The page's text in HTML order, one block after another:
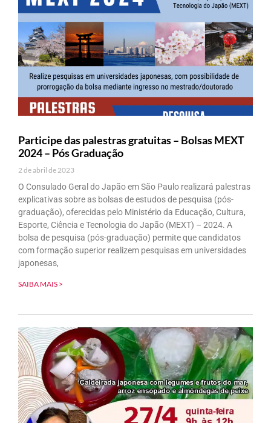
Participe das palestras gratuitas – Bolsas MEXT
2024 – Pós Graduação
2 de abril de 2023
O Consulado Geral do Japão em São Paulo realizará palestras
explicativas sobre as bolsas de estudos de pesquisa (pós-
graduação), oferecidas pelo Ministério da Educação, Cultura,
Esporte, Ciência e Tecnologia do Japão (MEXT) – 2024. A
bolsa de pesquisa (pós-graduação) permite que candidatos
com formação superior realizem pesquisas em universidades
japonesas,
SAIBA MAIS >